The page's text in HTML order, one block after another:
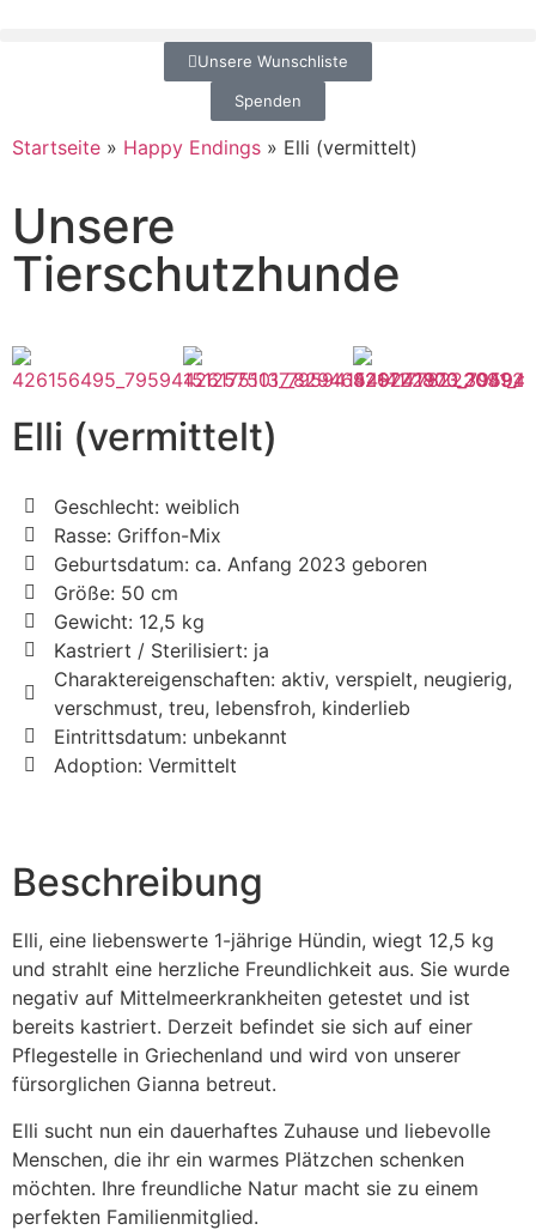
Unsere Wunschliste
Spenden
Startseite » Happy Endings » Elli (vermittelt)
Unsere
Tierschutzhunde
Elli (vermittelt)
Geschlecht: weiblich
Rasse: Griffon-Mix
Geburtsdatum: ca. Anfang 2023 geboren
Größe: 50 cm
Gewicht: 12,5 kg
Kastriert / Sterilisiert: ja
Charaktereigenschaften: aktiv, verspielt, neugierig,
verschmust, treu, lebensfroh, kinderlieb
Eintrittsdatum: unbekannt
Adoption: Vermittelt
Beschreibung
Elli, eine liebenswerte 1-jährige Hündin, wiegt 12,5 kg
und strahlt eine herzliche Freundlichkeit aus. Sie wurde
negativ auf Mittelmeerkrankheiten getestet und ist
bereits kastriert. Derzeit befindet sie sich auf einer
Pflegestelle in Griechenland und wird von unserer
fürsorglichen Gianna betreut.
Elli sucht nun ein dauerhaftes Zuhause und liebevolle
Menschen, die ihr ein warmes Plätzchen schenken
möchten. Ihre freundliche Natur macht sie zu einem
perfekten Familienmitglied.